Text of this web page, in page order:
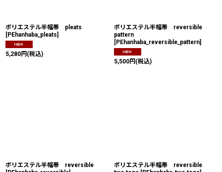
ポリエステル半幅帯 pleats
[PEhanhaba_pleats]
5,280円 (税込)
ポリエステル半幅帯 reversible
pattern
[PEhanhaba_reversible_pattern]
5,500円 (税込)
ポリエステル半幅帯 reversible
ポリエステル半幅帯 reversible